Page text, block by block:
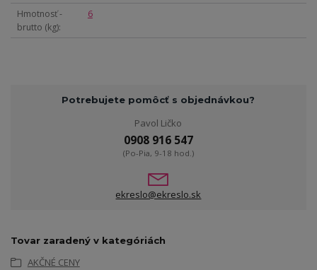
Hmotnosť -
brutto (kg)
6
Potrebujete pomôcť s objednávkou?
Pavol Ličko
0908 916 547
(Po-Pia, 9-18 hod.)
ekreslo@ekreslo.sk
Tovar zaradený v kategóriách
AKČNÉ CENY